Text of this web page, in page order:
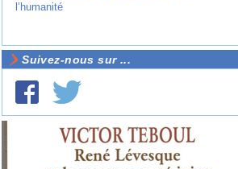
l’humanité
Suivez-nous sur ...